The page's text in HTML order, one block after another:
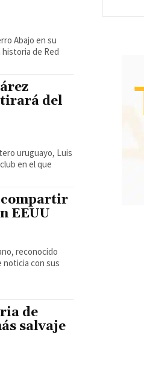
Abajo en su
del
uruguayo, Luis
en el que
compartir
EEUU
reconocido
noticia con sus
de
salvaje